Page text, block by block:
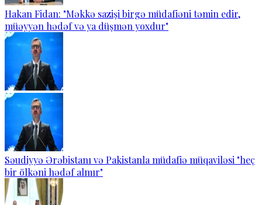
Hakan Fidan: "Məkkə sazişi birgə müdafiəni təmin edir,
müəyyən hədəf və ya düşmən yoxdur"
Səudiyyə Ərəbistanı və Pakistanla müdafiə müqaviləsi "heç
bir ölkəni hədəf almır"